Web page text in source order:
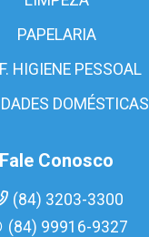
PAPELARIA
HIGIENE PESSOAL
DOMÉSTICAS
Fale Conosco
(84) 3203-3300
(84) 99916-9327